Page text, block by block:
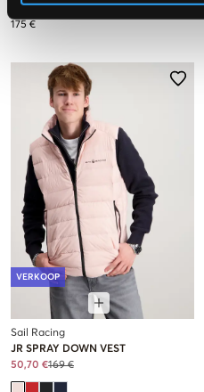
VEST
175 €
VERKOOP
Sail Racing
JR SPRAY DOWN VEST
50,70 €169 €